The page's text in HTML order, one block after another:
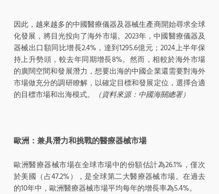
因此，越來越多的中國醫療儀器及器械生產商開始尋求全球
化發展，將目光投向了海外市場。2023年，中國醫療儀器及
器械出口額同比增長2.4%，達到1295.6億元；2024上半年保
持上升勢頭，較去年同期增長8%。然而，相較於海外市場
的廣闊空間和發展潛力，想要出海的中國企業還需要對海外
市場做充分的調研瞭解，以確定目標和發展定位，選擇合適
的目標市場和出海模式。
（資料來源：中國海關總署）
歐洲：兼具潛力和挑戰的醫療器械市場
歐洲醫療器械市場在全球市場中的份額估計為26.1%，僅次
於美國（占47.2%），是全球第二大醫療器械市場。在過去
的10年中，歐洲醫療器械市場平均每年的增長率為5.4%。